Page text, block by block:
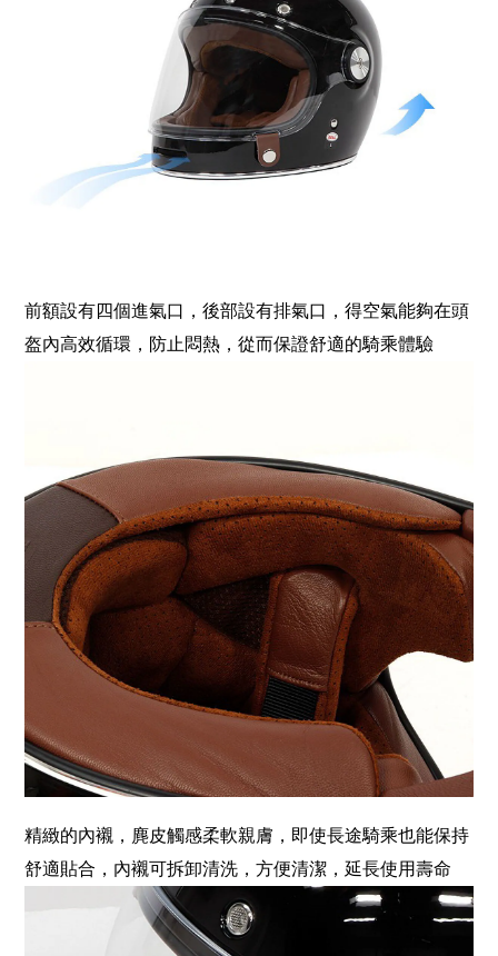
前額設有四個進氣口，後部設有排氣口，得空氣能夠在頭
盔內高效循環，防止悶熱，從而保證舒適的騎乘體驗
精緻的內襯，麂皮觸感柔軟親膚，即使長途騎乘也能保持
舒適貼合，內襯可拆卸清洗，方便清潔，延長使用壽命